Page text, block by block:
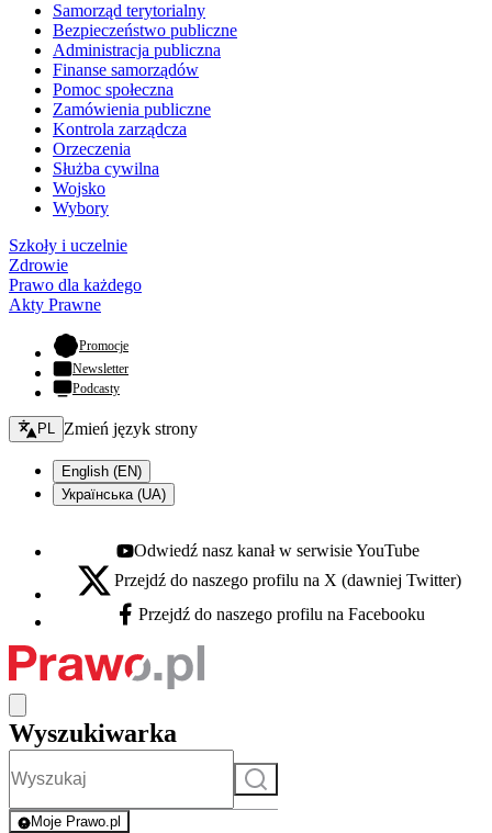
Samorząd terytorialny
Bezpieczeństwo publiczne
Administracja publiczna
Finanse samorządów
Pomoc społeczna
Zamówienia publiczne
Kontrola zarządcza
Orzeczenia
Służba cywilna
Wojsko
Wybory
Szkoły i uczelnie
Zdrowie
Prawo dla każdego
Akty Prawne
Promocje- otwiera się w nowej karcie
Newsletter
Podcasty
Zmień język - bieżący:
PL Zmień język strony
English (EN)
Українська (UA)
Youtube - otwiera się w nowej karcie
Odwiedź nasz kanał w serwisie YouTube
X - otwiera się w nowej karcie
Przejdź do naszego profilu na X (dawniej Twitter)
Facebook - otwiera się w nowej karcie
Przejdź do naszego profilu na Facebooku
Wyszukiwarka
Szukaj
Moje Prawo.pl